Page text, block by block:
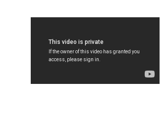
圖解80種常用食物營養療效